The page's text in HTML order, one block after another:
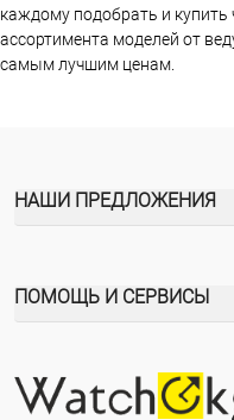
каждому подобрать и купить
ассортимента моделей от
самым лучшим ценам.
НАШИ ПРЕДЛОЖЕНИЯ
ПОМОЩЬ И СЕРВИСЫ